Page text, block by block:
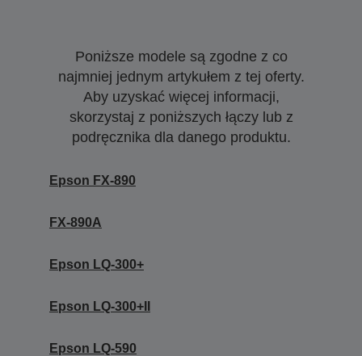
Poniższe modele są zgodne z co
najmniej jednym artykułem z tej oferty.
Aby uzyskać więcej informacji,
skorzystaj z poniższych łączy lub z
podręcznika dla danego produktu.
Epson FX-890
FX-890A
Epson LQ-300+
Epson LQ-300+II
Epson LQ-590